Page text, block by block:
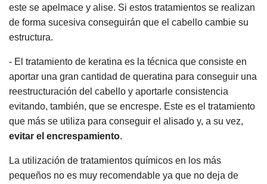
este se apelmace y alise. Si estos tratamientos se realizan
de forma sucesiva conseguirán que el cabello cambie su
estructura.
- El tratamiento de keratina es la técnica que consiste en
aportar una gran cantidad de queratina para conseguir una
reestructuración del cabello y aportarle consistencia
evitando, también, que se encrespe. Este es el tratamiento
que más se utiliza para conseguir el alisado y, a su vez,
evitar el encrespamiento.
La utilización de tratamientos químicos en los más
pequeños no es muy recomendable ya que no deja de